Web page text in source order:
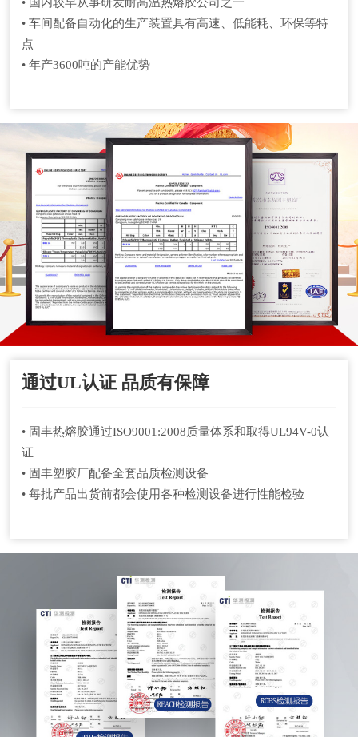
• 车间配备自动化的生产装置具有高速、低能耗、环保等特
点
• 年产3600吨的产能优势
通过UL认证 品质有保障
• 固丰热熔胶通过ISO9001:2008质量体系和取得UL94V-0认
证
• 固丰塑胶厂配备全套品质检测设备
• 每批产品出货前都会使用各种检测设备进行性能检验